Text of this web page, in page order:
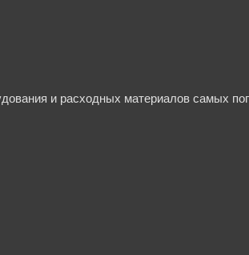
и расходных материалов самых